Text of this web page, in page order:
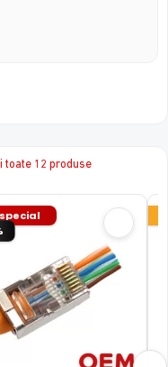
toate 12 produse